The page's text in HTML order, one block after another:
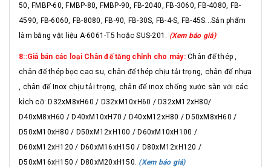
50, FMBP-60, FMBP-80, FMBP-90, FB-2040, FB-3060, FB-4080, FB-
4590, FB-6060, FB-8080, FB-90, FB-30S, FB-4-S, FB-45S...Sản phẩm
làm bằng vật liệu A-6061-T5 hoặc SUS-201.
(Xem báo giá)
8::Giá bán các loại Chân đế tăng chỉnh cho máy:Chân đế thép ,
chân đế thép bọc cao su, chân đế thép chịu tải trọng, chân đế nhựa
, chân đế Inox chịu tải trọng, chân đế inox chống xước sàn với các
kích cỡ: D32xM8xH60 / D32xM10xH60 / D32xM12xH80/
D40xM8xH60 / D40xM10xH70 / D40xM12xH80 / D50xM8xH60 /
D50xM10xH80 / D50xM12xH100 / D60xM10xH100 /
D60xM12xH120 / D60xM16xH150 / D80xM12xH120 /
D50xM16xH150 / D80xM20xH150. (Xem báo giá)